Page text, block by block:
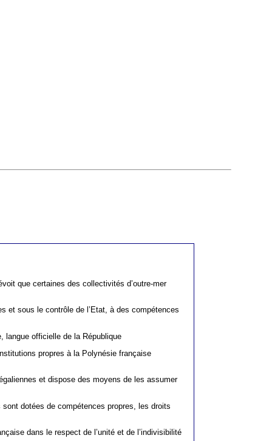
que certaines des collectivités d’outre-mer
et sous le contrôle de l’Etat, à des compétences
langue officielle de la République
propres à la Polynésie française
et dispose des moyens de les assumer
dotées de compétences propres, les droits
dans le respect de l’unité et de l’indivisibilité